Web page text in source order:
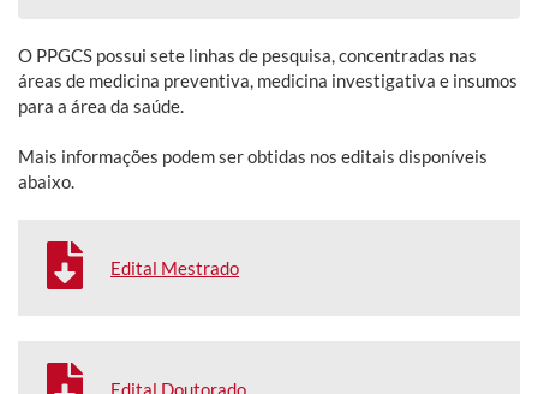
O PPGCS possui sete linhas de pesquisa, concentradas nas
áreas de medicina preventiva, medicina investigativa e insumos
para a área da saúde.
Mais informações podem ser obtidas nos editais disponíveis
abaixo.
Edital Mestrado
Edital Doutorado